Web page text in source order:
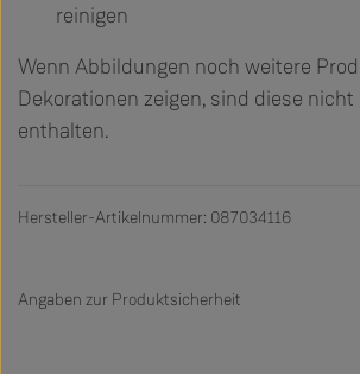
reinigen
Wenn Abbildungen noch weitere
Dekorationen zeigen, sind diese nicht
enthalten.
Hersteller-Artikelnummer: 087034116
Angaben zur Produktsicherheit